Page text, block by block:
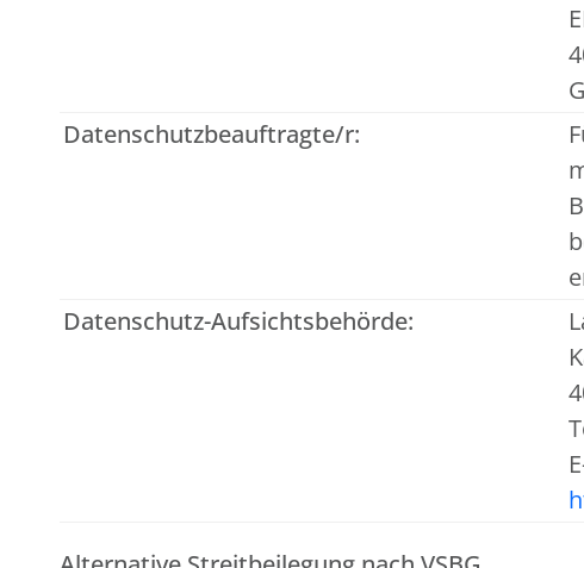
Datenschutzbeauftragte/r:
Datenschutz-Aufsichtsbehörde: